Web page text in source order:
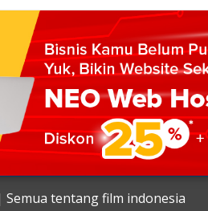
Semua tentang film indonesia